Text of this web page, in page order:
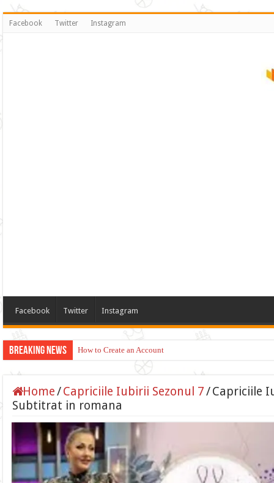
Facebook Twitter Instagram
Facebook Twitter Instagram
Breaking News How to Create an Account
Home/Capriciile Iubirii Sezonul 7/Capriciile
Subtitrat in romana